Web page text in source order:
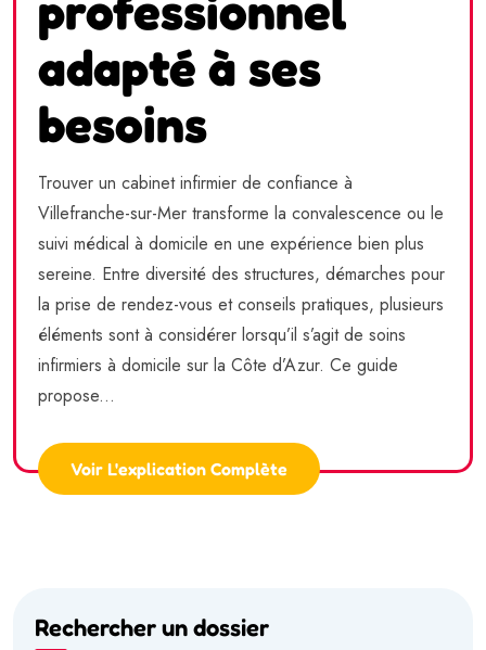
adapté à ses
besoins
Trouver un cabinet infirmier de confiance à
Villefranche-sur-Mer transforme la convalescence ou le
suivi médical à domicile en une expérience bien plus
sereine. Entre diversité des structures, démarches pour
la prise de rendez-vous et conseils pratiques, plusieurs
éléments sont à considérer lorsqu’il s’agit de soins
infirmiers à domicile sur la Côte d’Azur. Ce guide
propose...
Voir L'explication Complète
Rechercher un dossier